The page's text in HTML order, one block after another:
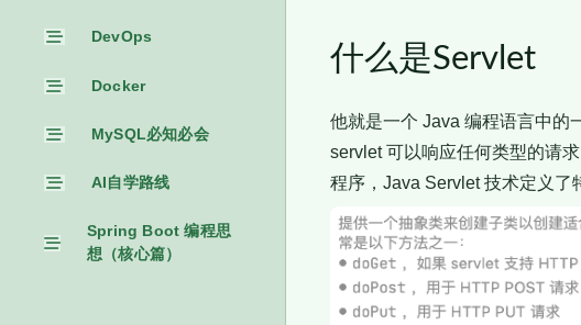
DevOps
Docker
MySQL必知必会
AI自学路线
Spring Boot 编程思
想（核心篇）
什么是Servlet
他就是一个 Java 编程语言中的
servlet 可以响应任何类型的请
程序，Java Servlet 技术定义了